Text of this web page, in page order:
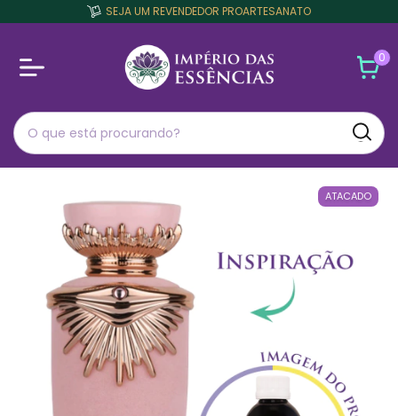
SEJA UM REVENDEDOR PROARTESANATO
0
ATACADO